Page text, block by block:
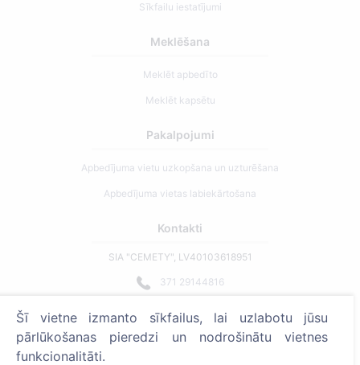
Sīkfailu iestatījumi
Meklēšana
Meklēt apbedīto
Meklēt kapsētu
Pakalpojumi
Apbedījuma vietu uzkopšana un uzturēšana
Apbedījuma vietas labiekārtošana
Kontakti
SIA "CEMETY", LV40103618951
371 29144816
Strādājam visā Latvijā!
Šī vietne izmanto sīkfailus, lai uzlabotu jūsu
pārlūkošanas pieredzi un nodrošinātu vietnes
funkcionalitāti.